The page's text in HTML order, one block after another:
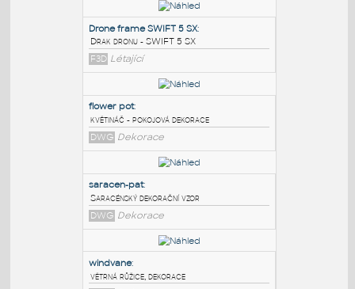
PODOBNÉ BLOKY:
Drone frame SWIFT 5 SX
Drak dronu - SWIFT 5 SX
F3D Létající
:
květináč - pokojová dekorace
DWG Dekorace